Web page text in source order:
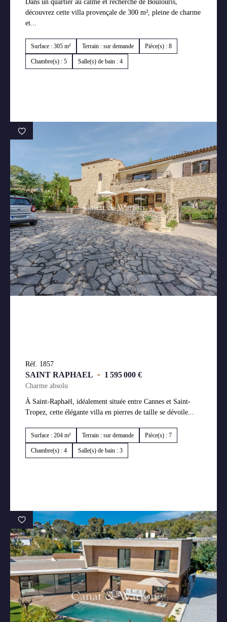
Dans un quartier au calme et recherché de Boulouris,
découvrez cette villa provençale de 300 m², pleine de charme
et...
Surface : 305 m² Terrain : sur demande Pièce(s) : 8
Chambre(s) : 5 Salle(s) de bain : 4
Réf. 1857
SAINT RAPHAEL • 1 595 000 €
Charme absolu
À Saint-Raphaël, idéalement située entre Cannes et Saint-
Tropez, cette élégante villa en pierres de taille se dévoile...
Surface : 204 m² Terrain : sur demande Pièce(s) : 7
Chambre(s) : 4 Salle(s) de bain : 3